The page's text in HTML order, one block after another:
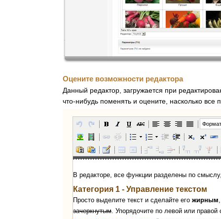
Оцените возможности редактора
Данный редактор, загружается при
что-нибудь поменять и оцените, насколько все
Формат